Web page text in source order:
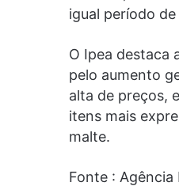
igual período
O Ipea destaca
pelo aumento
alta de preços,
itens mais
malte.
Fonte : Agência